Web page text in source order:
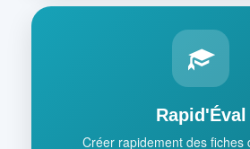
Rapid'Éval
Créer rapidement des fiches